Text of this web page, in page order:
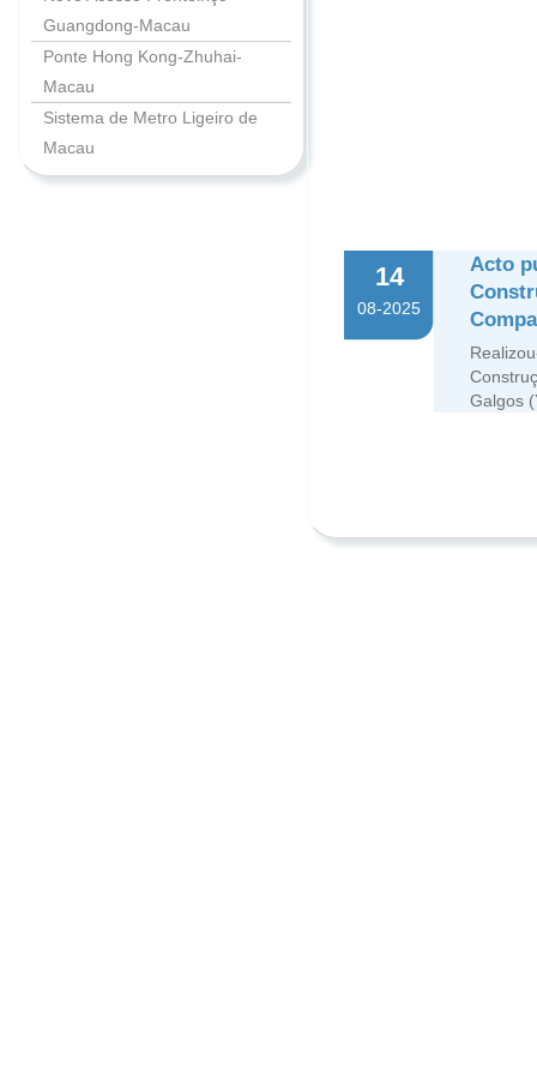
Guangdong-Macau
Ponte Hong Kong-Zhuhai-
Macau
Sistema de Metro Ligeiro de
Macau
14
08-2025
Acto
Galgos